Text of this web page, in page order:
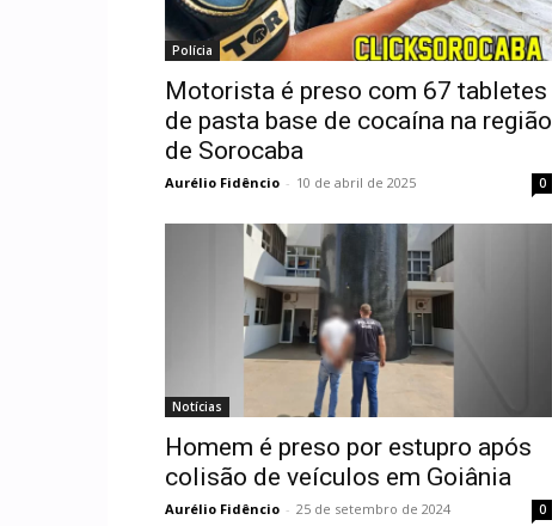
Polícia
Motorista é preso com 67 tabletes
de pasta base de cocaína na região
de Sorocaba
Aurélio Fidêncio - 10 de abril de 2025 0
Notícias
Homem é preso por estupro após
colisão de veículos em Goiânia
Aurélio Fidêncio - 25 de setembro de 2024 0